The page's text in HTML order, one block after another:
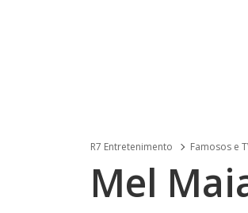
R7 Entretenimento Famosos e
Mel